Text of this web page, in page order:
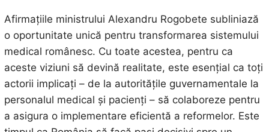
Afirmațiile ministrului Alexandru Rogobete subliniază
o oportunitate unică pentru transformarea sistemului
medical românesc. Cu toate acestea, pentru ca
aceste viziuni să devină realitate, este esențial ca toți
actorii implicați – de la autoritățile guvernamentale la
personalul medical și pacienți – să colaboreze pentru
a asigura o implementare eficientă a reformelor. Este